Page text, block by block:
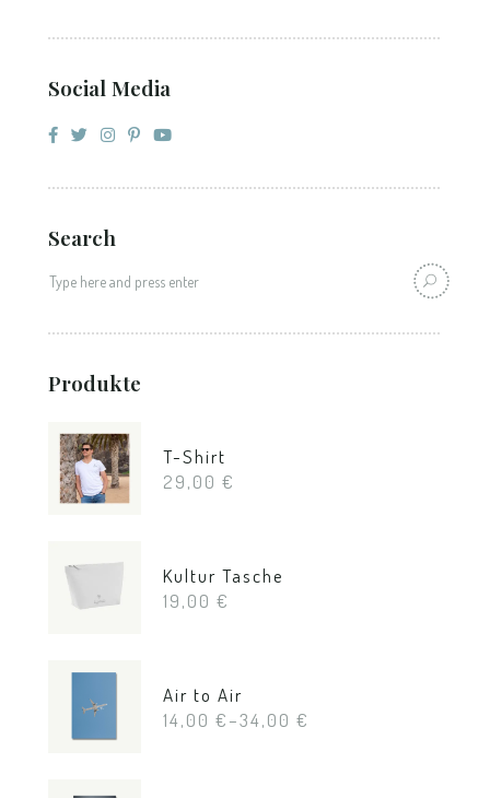
Social Media
Search
Produkte
T-Shirt
29,00 €
Kultur Tasche
19,00 €
Air to Air
14,00 €–34,00 €